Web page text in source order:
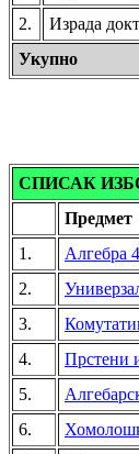
2.
Израда
Укупно
СПИСАК
Предмет
1.
Алгебра 4
2.
3.
4.
Прстени
5.
6.